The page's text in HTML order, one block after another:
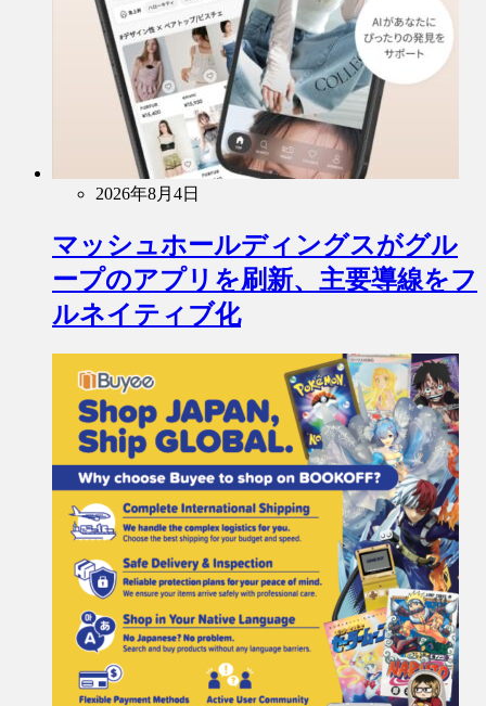
2026年8月4日
マッシュホールディングスがグル
ープのアプリを刷新、主要導線をフ
ルネイティブ化